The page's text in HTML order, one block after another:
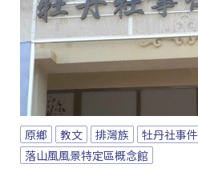
原鄉 教文 排灣族 牡丹社事件
落山風風景特定區概念館